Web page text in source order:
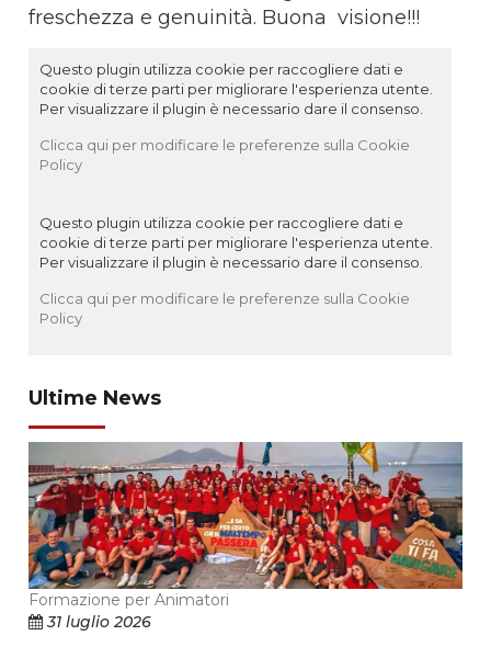
freschezza e genuinità. Buona visione!!!
Questo plugin utilizza cookie per raccogliere dati e
cookie di terze parti per migliorare l'esperienza utente.
Per visualizzare il plugin è necessario dare il consenso.
Clicca qui per modificare le preferenze sulla Cookie
Policy
Questo plugin utilizza cookie per raccogliere dati e
cookie di terze parti per migliorare l'esperienza utente.
Per visualizzare il plugin è necessario dare il consenso.
Clicca qui per modificare le preferenze sulla Cookie
Policy
Ultime News
Formazione per Animatori
31 luglio 2026